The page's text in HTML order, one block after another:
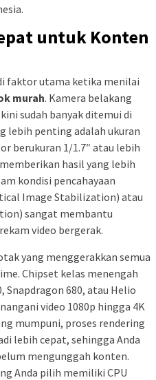
untuk Konten
faktor utama ketika menilai
murah. Kamera belakang
sudah banyak ditemui di
lebih penting adalah ukuran
berukuran 1/1.7″ atau lebih
hasil yang lebih
kondisi pencahayaan
Image Stabilization) atau
sangat membantu
video bergerak.
yang menggerakkan semua
Chipset kelas menengah
Snapdragon 680, atau Helio
video 1080p hingga 4K
mumpuni, proses rendering
lebih cepat, sehingga Anda
mengunggah konten.
Anda pilih memiliki CPU